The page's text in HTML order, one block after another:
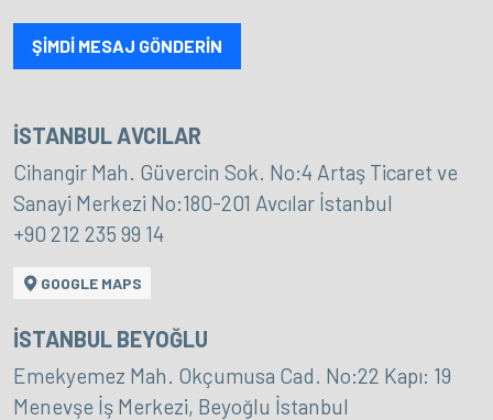
ŞİMDİ MESAJ GÖNDERİN
İSTANBUL AVCILAR
Cihangir Mah. Güvercin Sok. No:4 Artaş Ticaret ve
Sanayi Merkezi No:180-201 Avcılar İstanbul
+90 212 235 99 14
GOOGLE MAPS
İSTANBUL BEYOĞLU
Emekyemez Mah. Okçumusa Cad. No:22 Kapı: 19
Menevşe İş Merkezi, Beyoğlu İstanbul